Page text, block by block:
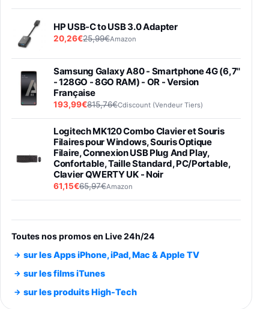
HP USB-C to USB 3.0 Adapter
20,26€25,99€Amazon
Samsung Galaxy A80 - Smartphone 4G (6,7''
- 128GO - 8GO RAM) - OR - Version
Française
193,99€815,76€Cdiscount (Vendeur Tiers)
Logitech MK120 Combo Clavier et Souris
Filaires pour Windows, Souris Optique
Filaire, Connexion USB Plug And Play,
Confortable, Taille Standard, PC/Portable,
Clavier QWERTY UK - Noir
61,15€65,97€Amazon
entraénement direct 3 vitesses (33-45-78
trs/min) avec pre-ampli intégré et port USB
Smartphone SAMSUNG Galaxy S26 Ultra
891,99€1199€Fnac (Vendeur Tiers)
Toutes nos promos en Live 24h/24
sur les Apps iPhone, iPad, Mac & Apple TV
sur les films iTunes
sur les produits High-Tech